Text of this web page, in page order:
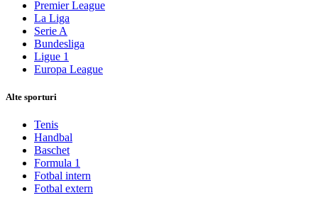
Premier League
La Liga
Serie A
Bundesliga
Ligue 1
Europa League
Alte sporturi
Tenis
Handbal
Baschet
Formula 1
Fotbal intern
Fotbal extern